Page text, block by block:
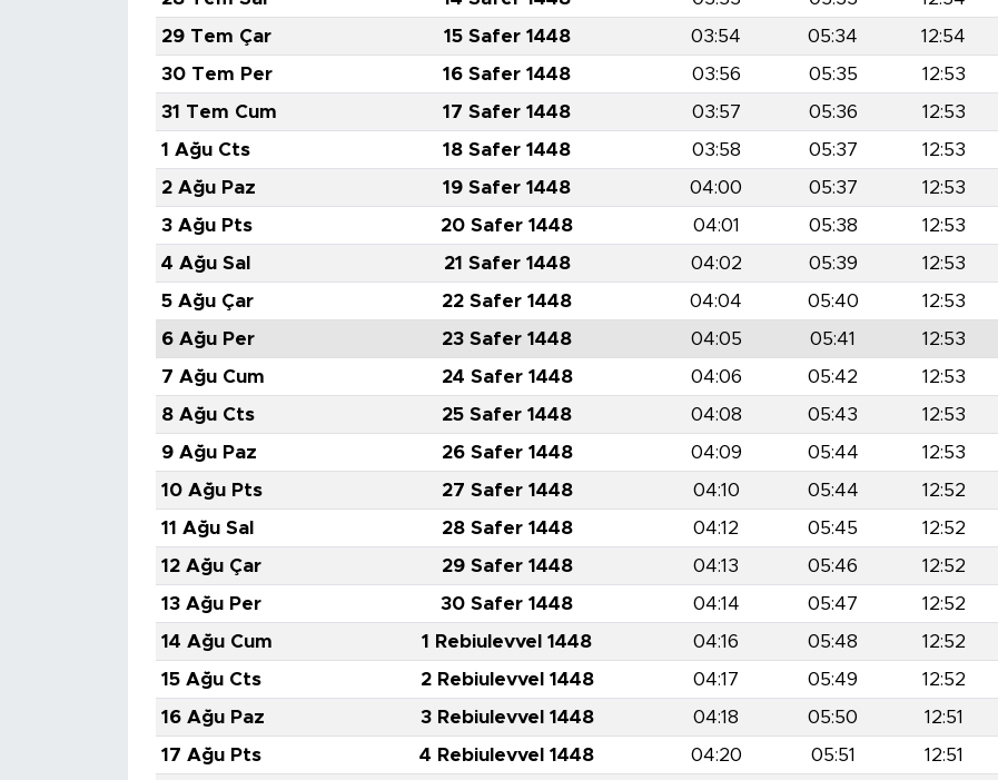
29 Tem Çar
15 Safer 1448 03:54 05:34 12:54
30 Tem Per
16 Safer 1448 03:56 05:35 12:53
31 Tem Cum
17 Safer 1448 03:57 05:36 12:53
1 Ağu Cts
18 Safer 1448 03:58 05:37 12:53
2 Ağu Paz
19 Safer 1448 04:00 05:37 12:53
3 Ağu Pts
20 Safer 1448 04:01 05:38 12:53
4 Ağu Sal
21 Safer 1448 04:02 05:39 12:53
5 Ağu Çar
22 Safer 1448 04:04 05:40 12:53
6 Ağu Per
23 Safer 1448 04:05 05:41 12:53
7 Ağu Cum
24 Safer 1448 04:06 05:42 12:53
8 Ağu Cts
25 Safer 1448 04:08 05:43 12:53
9 Ağu Paz
26 Safer 1448 04:09 05:44 12:53
10 Ağu Pts
27 Safer 1448 04:10 05:44 12:52
11 Ağu Sal
28 Safer 1448 04:12 05:45 12:52
12 Ağu Çar
29 Safer 1448 04:13 05:46 12:52
13 Ağu Per
30 Safer 1448 04:14 05:47 12:52
14 Ağu Cum
1 Rebiulevvel 1448 04:16 05:48 12:52
15 Ağu Cts
2 Rebiulevvel 1448 04:17 05:49 12:52
16 Ağu Paz
3 Rebiulevvel 1448 04:18 05:50 12:51
17 Ağu Pts
4 Rebiulevvel 1448 04:20 05:51 12:51